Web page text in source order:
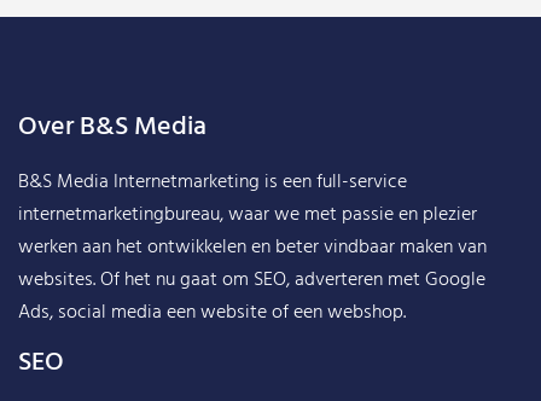
Over B&S Media
B&S Media Internetmarketing is een full-service
internetmarketingbureau, waar we met passie en plezier
werken aan het ontwikkelen en beter vindbaar maken van
websites. Of het nu gaat om SEO, adverteren met Google
Ads, social media een website of een webshop.
SEO